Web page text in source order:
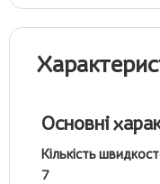
Основні
Кількість
7